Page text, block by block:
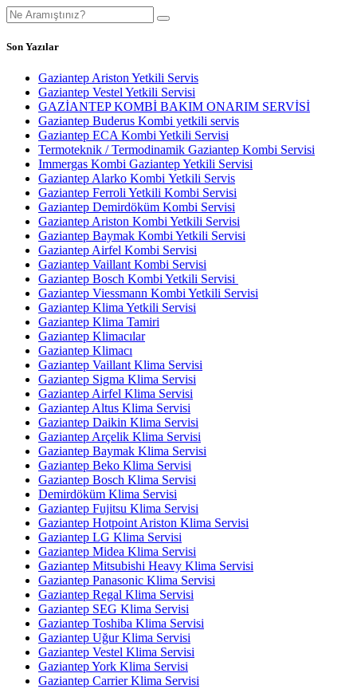
Son Yazılar
Gaziantep Ariston Yetkili Servis
Gaziantep Vestel Yetkili Servisi
GAZİANTEP KOMBİ BAKIM ONARIM SERVİSİ
Gaziantep Buderus Kombi yetkili servis
Gaziantep ECA Kombi Yetkili Servisi
Termoteknik / Termodinamik Gaziantep Kombi Servisi
Immergas Kombi Gaziantep Yetkili Servisi
Gaziantep Alarko Kombi Yetkili Servis
Gaziantep Ferroli Yetkili Kombi Servisi
Gaziantep Demirdöküm Kombi Servisi
Gaziantep Ariston Kombi Yetkili Servisi
Gaziantep Baymak Kombi Yetkili Servisi
Gaziantep Airfel Kombi Servisi
Gaziantep Vaillant Kombi Servisi
Gaziantep Bosch Kombi Yetkili Servisi
Gaziantep Viessmann Kombi Yetkili Servisi
Gaziantep Klima Yetkili Servisi
Gaziantep Klima Tamiri
Gaziantep Klimacılar
Gaziantep Klimacı
Gaziantep Vaillant Klima Servisi
Gaziantep Sigma Klima Servisi
Gaziantep Airfel Klima Servisi
Gaziantep Altus Klima Servisi
Gaziantep Daikin Klima Servisi
Gaziantep Arçelik Klima Servisi
Gaziantep Baymak Klima Servisi
Gaziantep Beko Klima Servisi
Gaziantep Bosch Klima Servisi
Demirdöküm Klima Servisi
Gaziantep Fujitsu Klima Servisi
Gaziantep Hotpoint Ariston Klima Servisi
Gaziantep LG Klima Servisi
Gaziantep Midea Klima Servisi
Gaziantep Mitsubishi Heavy Klima Servisi
Gaziantep Panasonic Klima Servisi
Gaziantep Regal Klima Servisi
Gaziantep SEG Klima Servisi
Gaziantep Toshiba Klima Servisi
Gaziantep Uğur Klima Servisi
Gaziantep Vestel Klima Servisi
Gaziantep York Klima Servisi
Gaziantep Carrier Klima Servisi